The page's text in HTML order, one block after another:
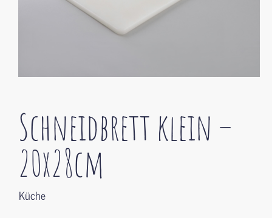
Schneidbrett klein –
20x28cm
Küche